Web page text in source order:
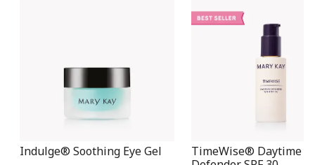
Indulge® Soothing Eye Gel
TimeWise® Daytime